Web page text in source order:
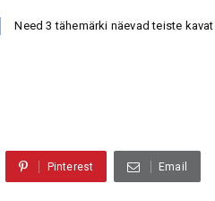
näevad teiste kavatsused
Pinterest Email